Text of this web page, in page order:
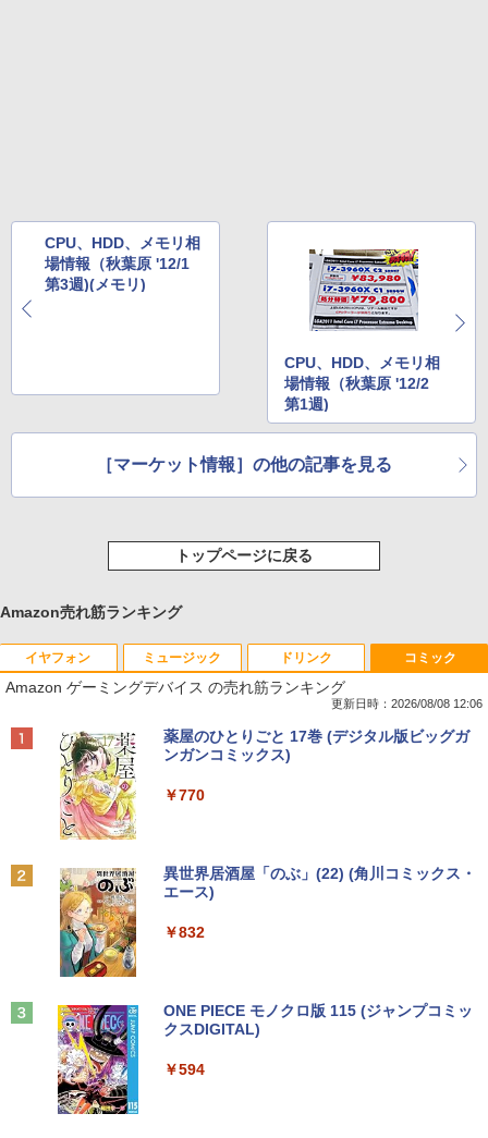
CPU、HDD、メモリ相
場情報（秋葉原 '12/1
第3週)(メモリ)
CPU、HDD、メモリ相
場情報（秋葉原 '12/2
第1週)
［マーケット情報］の他の記事を見る
トップページに戻る
Amazon売れ筋ランキング
イヤフォン
Anker Soundcore P40i オフホワイト
Anker Soundcore P31i ブラック
Anker Soundcore Liberty 5 ミッドナイトブ
ラック
￥14,990
ミュージック
BRUCE WAYNE feat. Flo Milli, ATL Jacob
[Explicit]
￥250
BRUCE WAYNE feat. Flo Milli, ATL Jacob
[Explicit]
￥250
On My Road (Stadium ver.)
ドリンク
by Amazon 天然水 ラベルレス 500ml ×24本
富士山の天然水 バナジウム含有 水 ミネラル
ットル (Smart Basic)
【Amazon.co.jp限定】 い・ろ・は・す 2L P
by Amazon 天然水ラベルレス 2L×9本
￥1,117
コミック
Amazon ゲーミングデバイス の売れ筋ランキング
更新日時：2026/08/08 12:06
薬屋のひとりごと 17巻 (デジタル版ビッグガ
ンガンコミックス)
￥770
異世界居酒屋「のぶ」(22) (角川コミックス・
エース)
￥832
ONE PIECE モノクロ版 115 (ジャンプコミッ
クスDIGITAL)
￥594